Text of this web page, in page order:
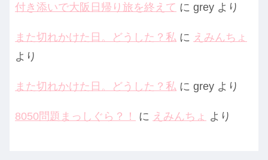
付き添いで大阪日帰り旅を終えて に grey より
また切れかけた日。どうした？私 に えみんちょ
より
また切れかけた日。どうした？私 に grey より
8050問題まっしぐら？！ に えみんちょ より